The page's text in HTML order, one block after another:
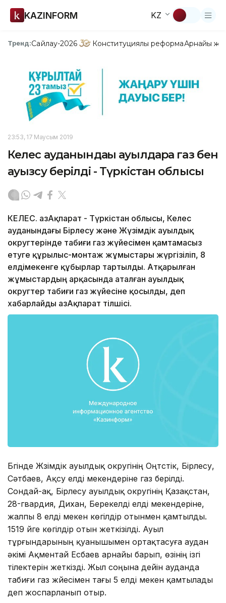
KAZINFORM KZ
Тренд:Сайлау-2026 Конституциялық реформаАрнайы
23:53, 17 Маусым 2019
Келес ауданындағы ауылдарға газ бен
ауызсу берілді - Түркістан облысы
КЕЛЕС. ҚазАқпарат - Түркістан облысы, Келес
ауданындағы Бірлесу және Жүзімдік ауылдық
округтерінде табиғи газ жүйесімен қамтамасыз
етуге құрылыс-монтаж жұмыстары жүргізіліп, 8
елдімекенге құбырлар тартылды. Атқарылған
жұмыстардың арқасында аталған ауылдық
округтер табиғи газ жүйесіне қосылды, деп
хабарлайды ҚазАқпарат тілшісі.
Бүгінде Жүзімдік ауылдық округінің Оңтүстік, Бірлесу,
Сәтбаев, Ақсу елді мекендеріне газ берілді.
Сондай-ақ, Бірлесу ауылдық округінің Қазақстан,
28-гвардия, Дихан, Берекелді елді мекендеріне,
жалпы 8 елді мекен көгілдір отынмен қамтылды.
1519 үйге көгілдір отын жеткізілді. Ауыл
тұрғындарының қуанышымен ортақтасуға аудан
әкімі Ақментай Есбаев арнайы барып, өзінің ізгі
тілектерін жеткізді. Жыл соңына дейін ауданда
табиғи газ жүйесімен тағы 5 елді мекен қамтылады
деп жоспарланып отыр.